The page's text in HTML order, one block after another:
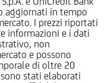
aggiornati in tempo
I prezzi riportati
informazioni e i dati
non
e possono
di oltre 20
stati elaborati